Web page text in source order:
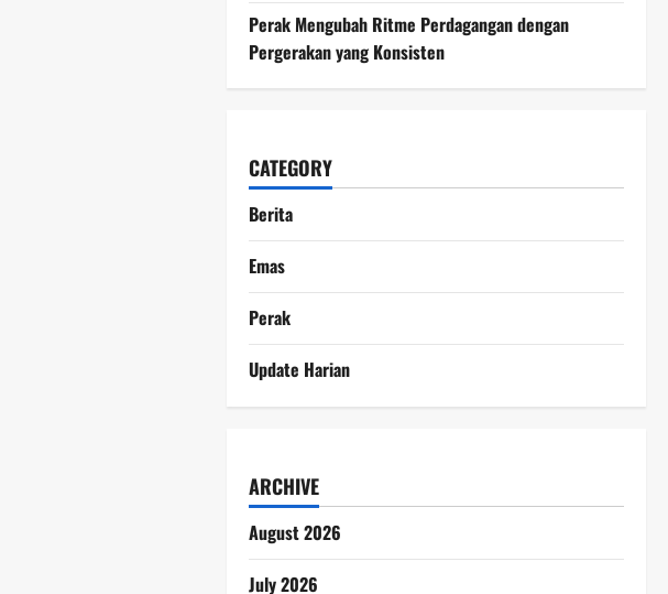
Perak Mengubah Ritme Perdagangan dengan
Pergerakan yang Konsisten
CATEGORY
Berita
Emas
Perak
Update Harian
ARCHIVE
August 2026
July 2026